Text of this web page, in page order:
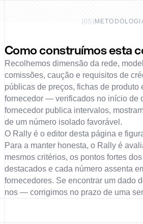
[05 ]
Como construímos esta
Recolhemos dimensão da rede,
comissões, caução e requisitos de
públicas de preços, fichas de produto
fornecedor — verificados no início de
fornecedor publica intervalos,
de um número isolado favorável.
O Rally é o editor desta página e
Para a manter honesta, o Rally é
mesmos critérios, os pontos fortes
destacados e cada número assenta
fornecedores. Se encontrar um dado
nos — corrigimos no prazo de uma